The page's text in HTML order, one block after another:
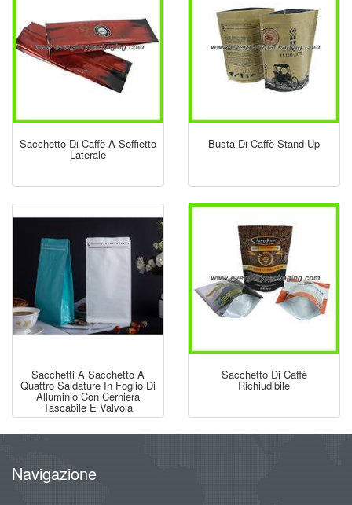
Sacchetto Di Caffè A Soffietto
Laterale
Busta Di Caffè Stand Up
Sacchetti A Sacchetto A
Quattro Saldature In Foglio Di
Alluminio Con Cerniera
Tascabile E Valvola
Sacchetto Di Caffè
Richiudibile
Navigazione